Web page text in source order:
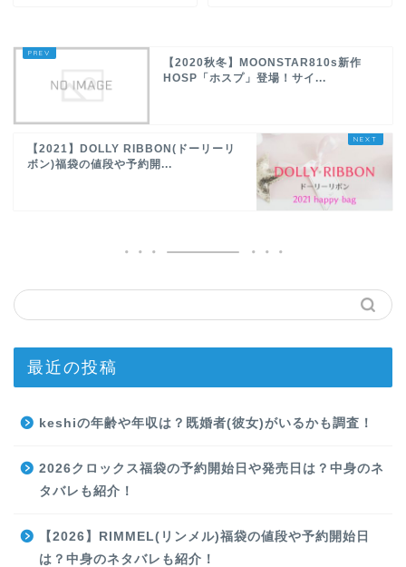
【2020秋冬】MOONSTAR810s新作
HOSP「ホスプ」登場！サイ...
【2021】DOLLY RIBBON(ドーリーリ
ボン)福袋の値段や予約開...
最近の投稿
keshiの年齢や年収は？既婚者(彼女)がいるかも調査！
2026クロックス福袋の予約開始日や発売日は？中身のネ
タバレも紹介！
【2026】RIMMEL(リンメル)福袋の値段や予約開始日
は？中身のネタバレも紹介！